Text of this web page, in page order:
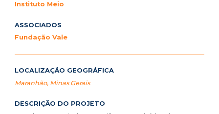
Instituto Meio
ASSOCIADOS
Fundação Vale
LOCALIZAÇÃO GEOGRÁFICA
Maranhão, Minas Gerais
DESCRIÇÃO DO PROJETO